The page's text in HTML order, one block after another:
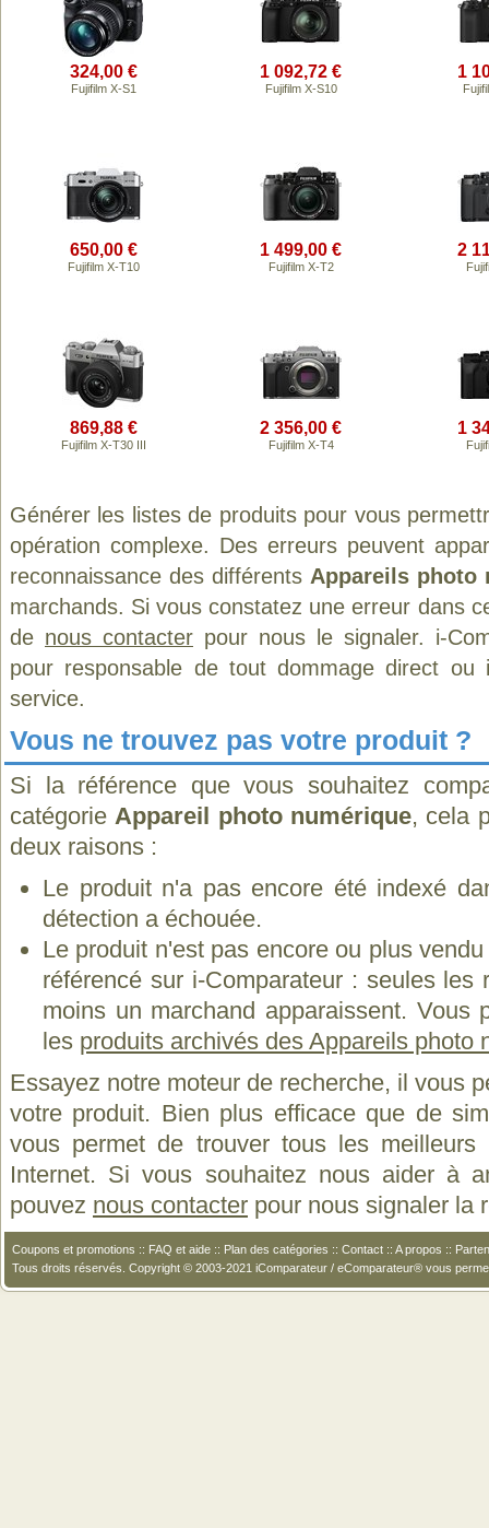
324,00 €
Fujifilm X-S1
1 092,72 €
Fujifilm X-S10
1
650,00 €
Fujifilm X-T10
1 499,00 €
Fujifilm X-T2
2
869,88 €
Fujifilm X-T30 III
2 356,00 €
Fujifilm X-T4
1
Générer les listes de produits pour vous
opération complexe. Des erreurs peuvent
reconnaissance des différents Appareils photo
marchands. Si vous constatez une erreur dans
de nous contacter pour nous le signaler. i-
pour responsable de tout dommage direct
service.
Vous ne trouvez pas votre produit ?
Si la référence que vous souhaitez
catégorieAppareil photo numérique, cela
deux raisons :
Le produit n'a pas encore été indexé
détection a échouée.
Le produit n'est pas encore ou plus
référencé sur i-Comparateur : seules les
moins un marchand apparaissent. Vous
les produits archivés des Appareils photo
Essayez notre moteur de recherche, il vous
votre produit. Bien plus efficace que de
vous permet de trouver tous les
Internet. Si vous souhaitez nous aider à
pouvez nous contacter pour nous signaler la
Coupons et promotions :: FAQ et aide :: Plan des catégories :: Contact :: A propos ::
Tous droits réservés. Copyright © 2003-2021 iComparateur / eComparateur® vous